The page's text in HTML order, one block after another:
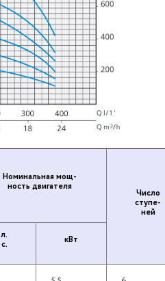
Но­ми­наль­ная мощ­
ность дви­га­те­ля
Число
ступе­
ней
л.
с.
кВт